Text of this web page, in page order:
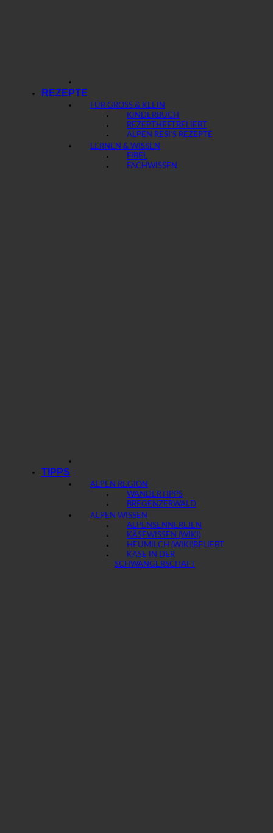
REZEPTE
FÜR GROSS & KLEIN
KINDERBUCH
REZEPTHEFT
ALPEN RESI’S REZEPTE
LERNEN & WISSEN
FIBEL
FACHWISSEN
TIPPS
ALPEN REGION
WANDERTIPPS
BREGENZERWALD
ALPEN WISSEN
ALPENSENNEREIEN
KÄSEWISSEN (WIKI)
HEUMILCH (WIKI)
KÄSE IN DER
SCHWANGERSCHAFT